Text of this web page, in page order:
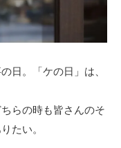
日。「ケの日」は、
らの時も皆さんのそ
たい。